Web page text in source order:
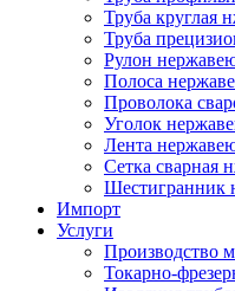
Труба круглая
Труба
Рулон
Полоса
Проволока
Уголок
Лента
Сетка сварная
Шестигранник
Импорт
Услуги
Производство
Токарно-